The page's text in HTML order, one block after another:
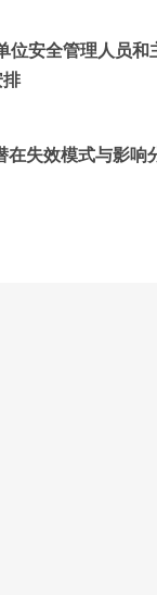
位安全管理人员和
排
失效模式与影响